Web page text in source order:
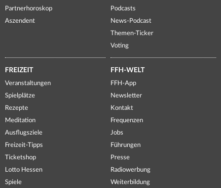
Partnerhoroskop
Aszendent
Podcasts
News-Podcast
Themen-Ticker
Voting
FREIZEIT
Veranstaltungen
Spielplätze
Rezepte
Meditation
Ausflugsziele
Freizeit-Tipps
Ticketshop
Lotto Hessen
Spiele
FFH-WELT
FFH-App
Newsletter
Kontakt
Frequenzen
Jobs
Führungen
Presse
Radiowerbung
Weiterbildung